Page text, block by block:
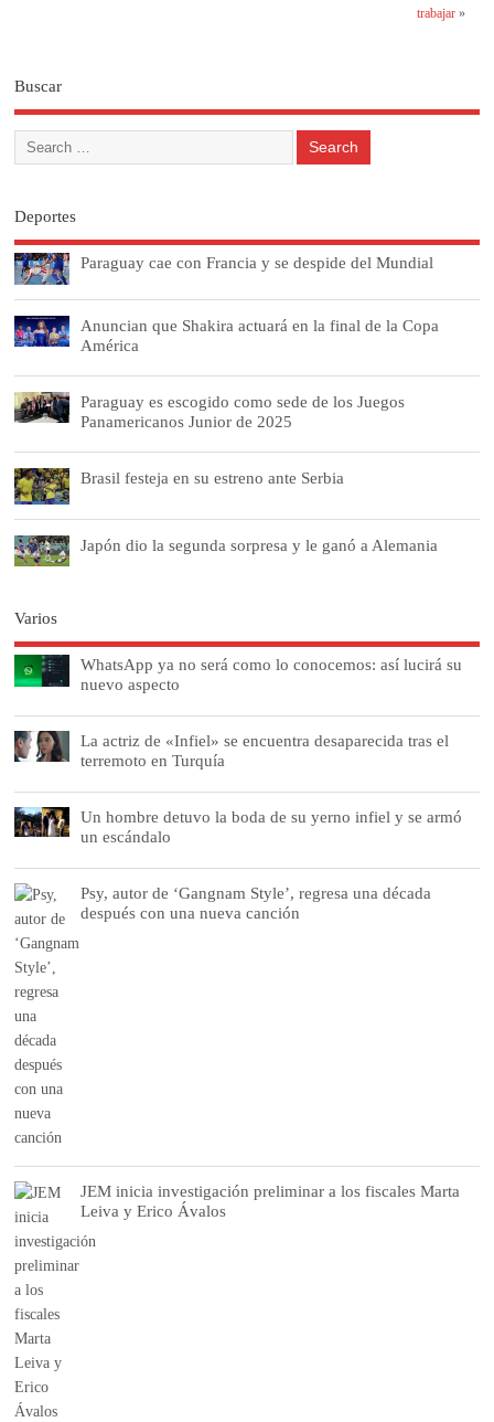
trabajar»
Buscar
Deportes
Paraguay cae con Francia y se despide del Mundial
Anuncian que Shakira actuará en la final de la Copa
América
Paraguay es escogido como sede de los Juegos
Panamericanos Junior de 2025
Brasil festeja en su estreno ante Serbia
Japón dio la segunda sorpresa y le ganó a Alemania
Varios
WhatsApp ya no será como lo conocemos: así lucirá su
nuevo aspecto
La actriz de «Infiel» se encuentra desaparecida tras el
terremoto en Turquía
Un hombre detuvo la boda de su yerno infiel y se armó
un escándalo
Psy, autor de ‘Gangnam Style’, regresa una década
después con una nueva canción
JEM inicia investigación preliminar a los fiscales Marta
Leiva y Erico Ávalos